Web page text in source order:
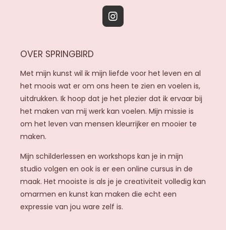
I
a
g
r
a
m
OVER SPRINGBIRD
Met mijn kunst wil ik mijn liefde voor het leven en al
het moois wat er om ons heen te zien en voelen is,
uitdrukken. Ik hoop dat je het plezier dat ik ervaar bij
het maken van mij werk kan voelen. Mijn missie is
om het leven van mensen kleurrijker en mooier te
maken.
Mijn schilderlessen en workshops kan je in mijn
studio volgen en ook is er een online cursus in de
maak. Het mooiste is als je je creativiteit volledig kan
omarmen en kunst kan maken die echt een
expressie van jou ware zelf is.